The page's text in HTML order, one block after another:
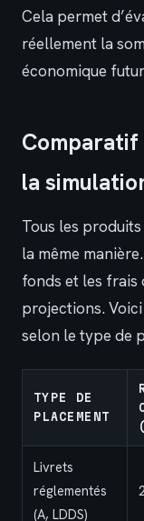
Cela permet
réellement la
économique
la
Tous les
la même
fonds et les frais
projections.
selon le type de
TYPE DE
PLACEMENT
Livrets
réglementés
(A, LDDS)